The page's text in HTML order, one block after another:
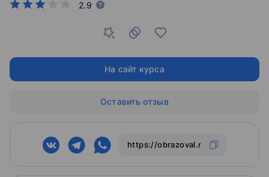
2.9
На сайт курса
Оставить отзыв